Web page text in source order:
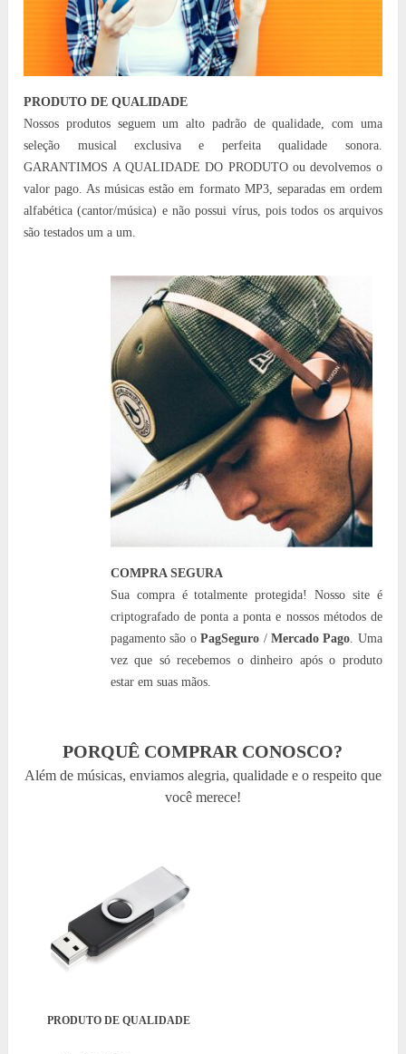
PRODUTO DE QUALIDADE
Nossos produtos seguem um alto padrão de qualidade, com uma
seleção musical exclusiva e perfeita qualidade sonora.
GARANTIMOS A QUALIDADE DO PRODUTO ou devolvemos o
valor pago. As músicas estão em formato MP3, separadas em ordem
alfabética (cantor/música) e não possui vírus, pois todos os arquivos
são testados um a um.
COMPRA SEGURA
Sua compra é totalmente protegida! Nosso site é
criptografado de ponta a ponta e nossos métodos de
pagamento são oPagSeguro /Mercado Pago. Uma
vez que só recebemos o dinheiro após o produto
estar em suas mãos.
PORQUÊ COMPRAR CONOSCO?
Além de músicas, enviamos alegria, qualidade e o respeito que
você merece!
PRODUTO DE QUALIDADE